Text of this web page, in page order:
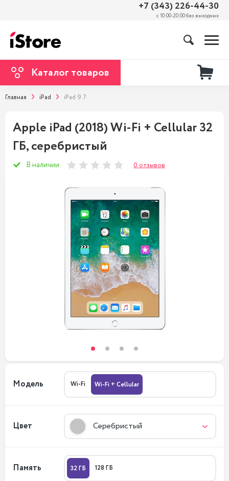
+7 (343) 226-44-30
с 10:00-20:00 без выходных
Каталог товаров
Главная iPad iPad 9.7
Apple iPad (2018) Wi-Fi + Cellular 32
ГБ, серебристый
В наличии 0 отзывов
Модель Wi-Fi Wi-Fi + Cellular
Цвет Серебристый
Память 32 ГБ 128 ГБ